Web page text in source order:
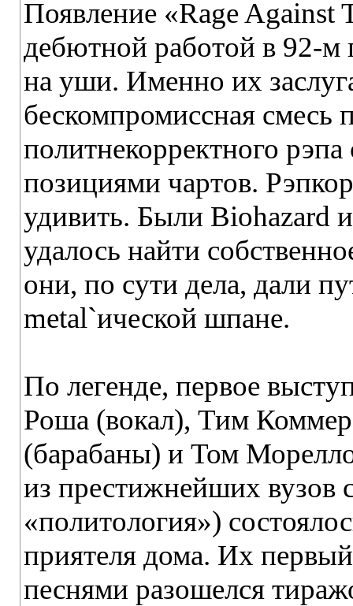
Появление «Rage Against
дебютной работой в 92-м
на уши. Именно их
бескомпромиссная смесь
политнекорректного
позициями чартов.
удивить. Были Biohazard
удалось найти
они, по сути дела, дали
metal`ической шпане.
По легенде, первое
Роша (вокал), Тим
(барабаны) и Том
из престижнейших вузов
«политология»)
приятеля дома. Их
песнями разошелся